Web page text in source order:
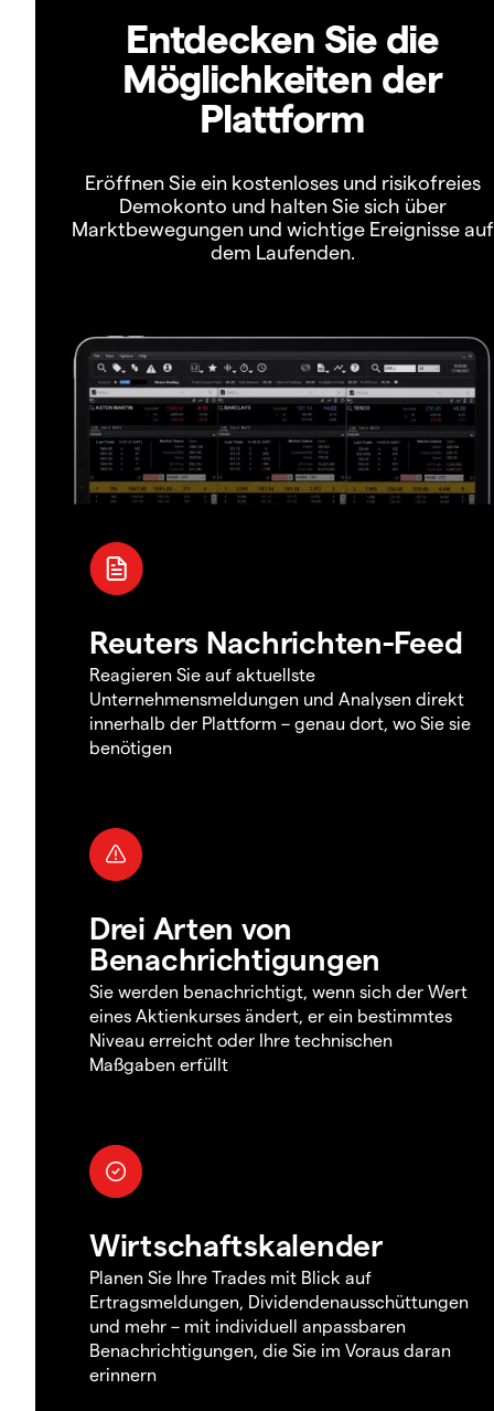
Entdecken Sie die
Möglichkeiten der
Plattform
Eröffnen Sie ein kostenloses und risikofreies
Demokonto und halten Sie sich über
Marktbewegungen und wichtige Ereignisse auf
dem Laufenden.
Reuters Nachrichten-Feed
Reagieren Sie auf aktuellste
Unternehmensmeldungen und Analysen direkt
innerhalb der Plattform – genau dort, wo Sie sie
benötigen
Drei Arten von
Benachrichtigungen
Sie werden benachrichtigt, wenn sich der Wert
eines Aktienkurses ändert, er ein bestimmtes
Niveau erreicht oder Ihre technischen
Maßgaben erfüllt
Wirtschaftskalender
Planen Sie Ihre Trades mit Blick auf
Ertragsmeldungen, Dividendenausschüttungen
und mehr – mit individuell anpassbaren
Benachrichtigungen, die Sie im Voraus daran
erinnern